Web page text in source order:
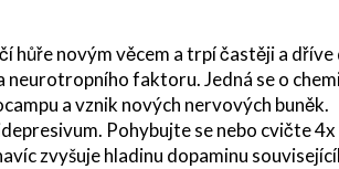
hůře novým věcem a trpí častěji a
neurotropního faktoru. Jedná se o
a vznik nových nervových buněk.
Pohybujte se nebo cvičte
zvyšuje hladinu dopaminu